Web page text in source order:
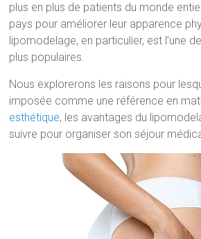
plus en plus de patients du monde
pays pour améliorer leur apparence
lipomodelage, en particulier, est l’une
plus populaires.
Nous explorerons les raisons pour
imposée comme une référence en
esthétique, les avantages du
suivre pour organiser son séjour